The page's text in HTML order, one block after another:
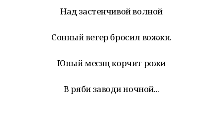
Над застенчивой волной
Сонный ветер бросил вожжи.
Юный месяц корчит рожи
В ряби заводи ночной...